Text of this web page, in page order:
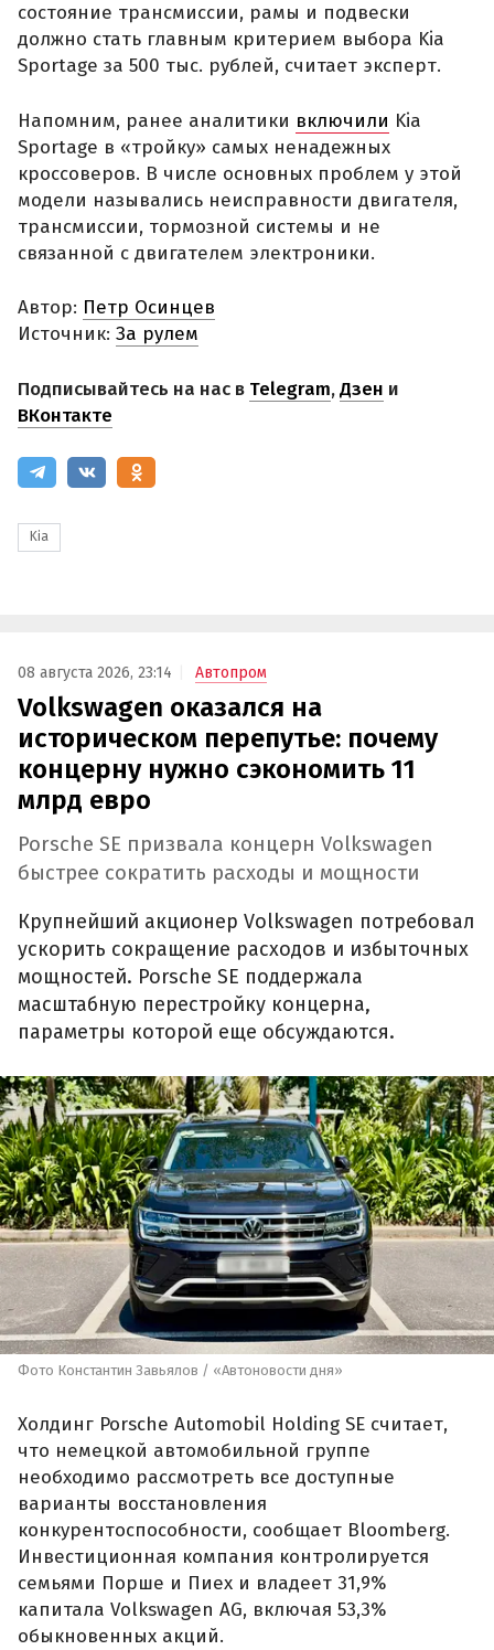
состояние трансмиссии, рамы и подвески
должно стать главным критерием выбора Kia
Sportage за 500 тыс. рублей, считает эксперт.
Напомним, ранее аналитики включили Kia
Sportage в «тройку» самых ненадежных
кроссоверов. В числе основных проблем у этой
модели назывались неисправности двигателя,
трансмиссии, тормозной системы и не
связанной с двигателем электроники.
Автор: Петр Осинцев
Источник: За рулем
Подписывайтесь на нас в Telegram,Дзен и
ВКонтакте
Kia
08 августа 2026, 23:14 Автопром
Volkswagen оказался на
историческом перепутье: почему
концерну нужно сэкономить 11
млрд евро
Porsche SE призвала концерн Volkswagen
быстрее сократить расходы и мощности
Крупнейший акционер Volkswagen потребовал
ускорить сокращение расходов и избыточных
мощностей. Porsche SE поддержала
масштабную перестройку концерна,
параметры которой еще обсуждаются.
Фото Константин Завьялов / «Автоновости дня»
Холдинг Porsche Automobil Holding SE считает,
что немецкой автомобильной группе
необходимо рассмотреть все доступные
варианты восстановления
конкурентоспособности, сообщает Bloomberg.
Инвестиционная компания контролируется
семьями Порше и Пиех и владеет 31,9%
капитала Volkswagen AG, включая 53,3%
обыкновенных акций.